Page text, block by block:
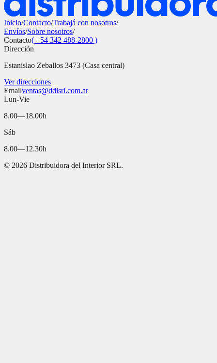
Inicio/Contacto/Trabajá con nosotros/
Envíos/Sobre nosotros/
Contacto( +54 342 488-2800 )
Dirección
Estanislao Zeballos 3473 (Casa central)
Ver direcciones
Emailventas@ddisrl.com.ar
Lun-Vie
8.00—18.00h
Sáb
8.00—12.30h
© 2026 Distribuidora del Interior SRL.